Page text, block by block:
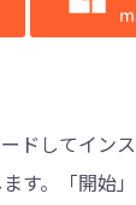
ドしてイン
す。「開始」